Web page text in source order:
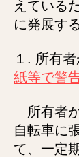
えている
に発展す
１. 所有者
紙等で警
所有者
自転車に
て、一定